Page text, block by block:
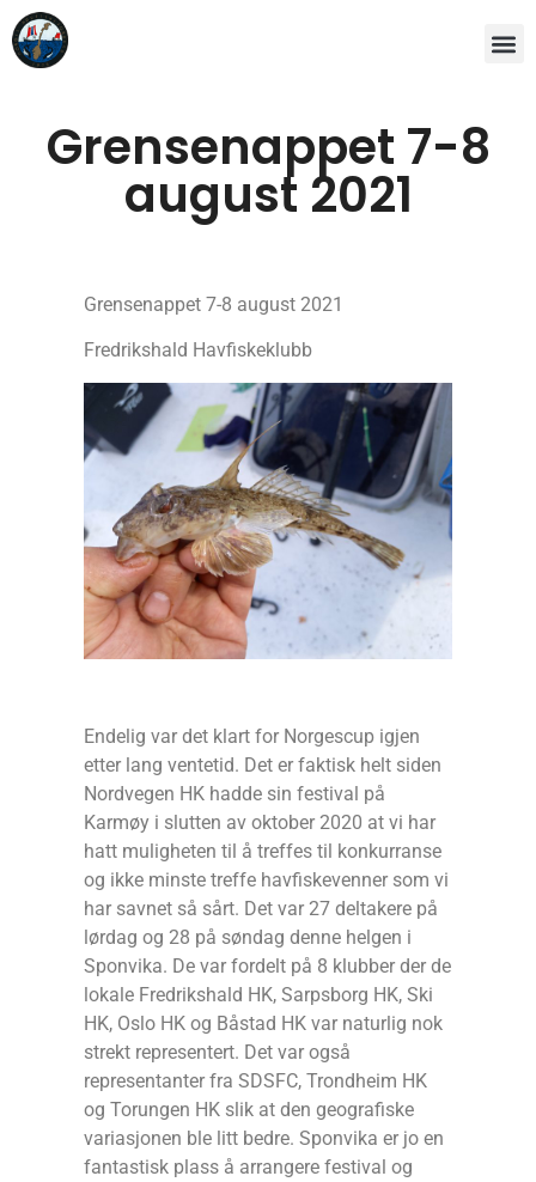
Grensenappet 7-8
august 2021
Grensenappet 7-8 august 2021
Fredrikshald Havfiskeklubb
Endelig var det klart for Norgescup igjen
etter lang ventetid. Det er faktisk helt siden
Nordvegen HK hadde sin festival på
Karmøy i slutten av oktober 2020 at vi har
hatt muligheten til å treffes til konkurranse
og ikke minste treffe havfiskevenner som vi
har savnet så sårt. Det var 27 deltakere på
lørdag og 28 på søndag denne helgen i
Sponvika. De var fordelt på 8 klubber der de
lokale Fredrikshald HK, Sarpsborg HK, Ski
HK, Oslo HK og Båstad HK var naturlig nok
strekt representert. Det var også
representanter fra SDSFC, Trondheim HK
og Torungen HK slik at den geografiske
variasjonen ble litt bedre. Sponvika er jo en
fantastisk plass å arrangere festival og